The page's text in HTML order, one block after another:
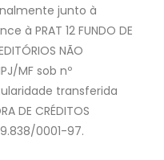
junto à
à PRAT 12 FUNDO DE
NÃO
MF sob nº
transferida
DE CRÉDITOS
0001-97.